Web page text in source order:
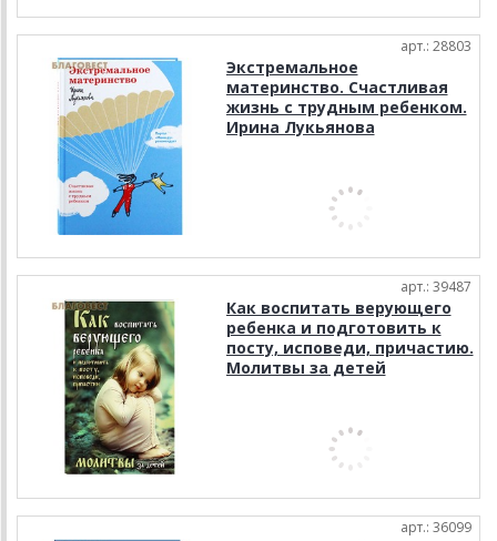
арт.: 28803
Экстремальное
материнство. Счастливая
жизнь с трудным ребенком.
Ирина Лукьянова
арт.: 39487
Как воспитать верующего
ребенка и подготовить к
посту, исповеди, причастию.
Молитвы за детей
арт.: 36099